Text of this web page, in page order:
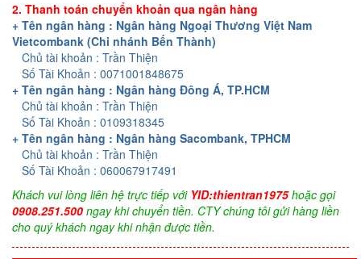
2. Thanh toán chuyển khoản qua ngân hàng
+ Tên ngân hàng : Ngân hàng Ngoại Thương Việt Nam
Vietcombank (Chi nhánh Bến Thành)
Chủ tài khoản : Trần Thiện
Số Tài Khoản : 0071001848675
+ Tên ngân hàng : Ngân hàng Đông Á, TP.HCM
Chủ tài khoản : Trần Thiện
Số Tài Khoản : 0109318345
+ Tên ngân hàng : Ngân hàng Sacombank, TPHCM
Chủ tài khoản : Trần Thiện
Số Tài Khoản : 060067917491
Khách vui lòng liên hệ trực tiếp với YID:thientran1975hoặc gọi
0908.251.500 ngay khi chuyển tiền. CTY chúng tôi gửi hàng liền
cho quý khách ngay khi nhận được tiền.